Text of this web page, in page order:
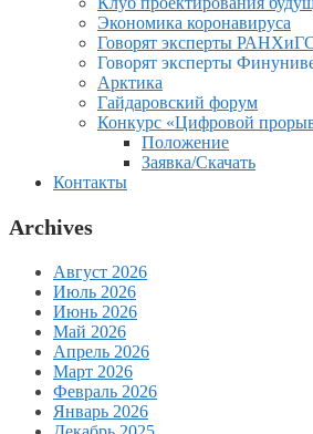
Экономика коронавируса
Говорят эксперты
Говорят эксперты
Арктика
Гайдаровский форум
Конкурс «Цифровой
Положение
Заявка/Скачать
Контакты
Archives
Август 2026
Июль 2026
Июнь 2026
Май 2026
Апрель 2026
Март 2026
Февраль 2026
Январь 2026